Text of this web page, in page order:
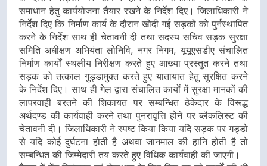
समाधान हेतु कार्ययोजना तैयार रखने के निर्देश दिए। जिलाधिकारी ने
निर्देश दिए कि निर्माण कार्य के दौरान खोदी गई सड़कों को पुर्नस्थापित
करने के निर्देश साथ ही चेतावनी दी तथा सदस्य सचिव सड़क सुरक्षा
समिति अधीक्षण अभियंता लोनिवि, नगर निगम, यूयूएसडीए संचालित
निर्माण कार्यों स्थलीय निरीक्षण करते हुए आख्या प्रस्तुत करने तथा
सड़क को तत्काल गुड्डामुक्त करते हुए यातायात हेतु सुरक्षित करने
के निर्देश दिए। साथ ही गेल द्वारा संचालित कार्यों में सुरक्षा मानकों की
लापरवाही बरतने की शिकायत पर सम्बन्धित ठेकेदार के विरूद्ध
अर्थदण्ड की कार्यवाही करने तथा पुनरावृत्ति होने पर ब्लैकलिस्ट की
चेतावनी दी। जिलाधिकारी ने स्पष्ट किया किया यदि सड़क पर गड्डो
से यदि कोई दुर्घटना होती है अथवा जानमाल की हानि होती है तो
सम्बन्धित की जिम्मेदारी तय करते हुए विधिक कार्यवाही की जाएगी।